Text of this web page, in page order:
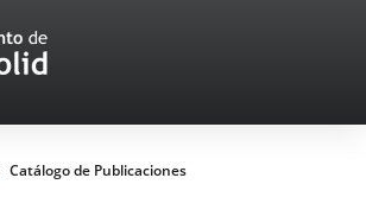
Catálogo de Publicaciones